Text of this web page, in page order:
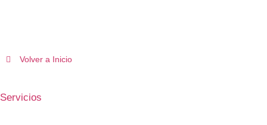
Volver a Inicio
Servicios